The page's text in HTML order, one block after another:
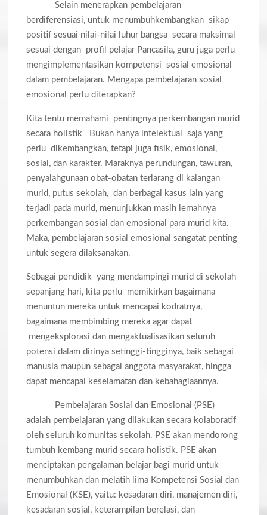
Selain menerapkan pembelajaran
berdiferensiasi, untuk menumbuhkembangkan sikap
positif sesuai nilai-nilai luhur bangsa secara maksimal
sesuai dengan profil pelajar Pancasila, guru juga perlu
mengimplementasikan kompetensi sosial emosional
dalam pembelajaran. Mengapa pembelajaran sosial
emosional perlu diterapkan?
Kita tentu memahami pentingnya perkembangan murid
secara holistik Bukan hanya intelektual saja yang
perlu dikembangkan, tetapi juga fisik, emosional,
sosial, dan karakter. Maraknya perundungan, tawuran,
penyalahgunaan obat-obatan terlarang di kalangan
murid, putus sekolah, dan berbagai kasus lain yang
terjadi pada murid, menunjukkan masih lemahnya
perkembangan sosial dan emosional para murid kita.
Maka, pembelajaran sosial emosional sangatat penting
untuk segera dilaksanakan.
Sebagai pendidik yang mendampingi murid di sekolah
sepanjang hari, kita perlu memikirkan bagaimana
menuntun mereka untuk mencapai kodratnya,
bagaimana membimbing mereka agar dapat
mengeksplorasi dan mengaktualisasikan seluruh
potensi dalam dirinya setinggi-tingginya, baik sebagai
manusia maupun sebagai anggota masyarakat, hingga
dapat mencapai keselamatan dan kebahagiaannya.
Pembelajaran Sosial dan Emosional (PSE)
adalah pembelajaran yang dilakukan secara kolaboratif
oleh seluruh komunitas sekolah. PSE akan mendorong
tumbuh kembang murid secara holistik. PSE akan
menciptakan pengalaman belajar bagi murid untuk
menumbuhkan dan melatih lima Kompetensi Sosial dan
Emosional (KSE), yaitu: kesadaran diri, manajemen diri,
kesadaran sosial, keterampilan berelasi, dan